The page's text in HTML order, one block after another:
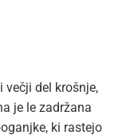
večji del krošnje,
je le zadržana
ki rastejo